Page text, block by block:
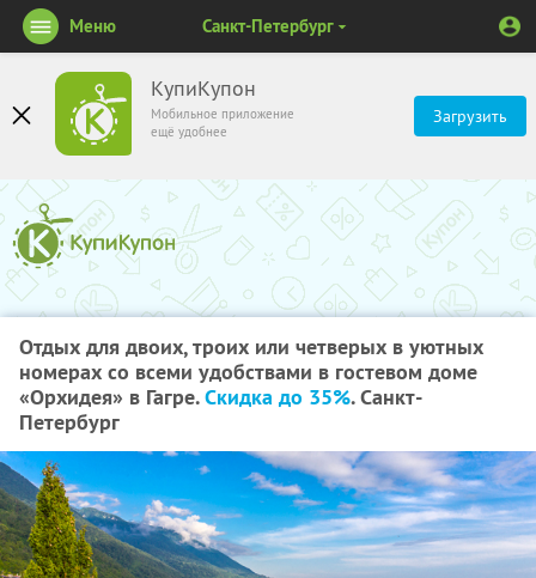
КупиКупон
Мобильное приложение
ещё удобнее
Загрузить
Меню Санкт-Петербург
Отдых для двоих, троих или четверых в уютных
номерах со всеми удобствами в гостевом доме
«Орхидея» в Гагре.Скидка до 35%. Санкт-
Петербург